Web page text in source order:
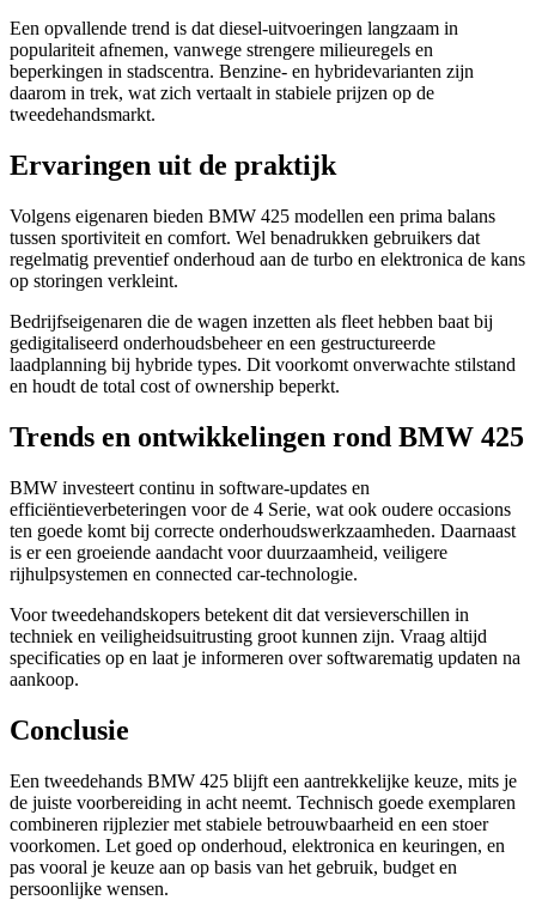
Een opvallende trend is dat diesel-uitvoeringen langzaam in
populariteit afnemen, vanwege strengere milieuregels en
beperkingen in stadscentra. Benzine- en hybridevarianten zijn
daarom in trek, wat zich vertaalt in stabiele prijzen op de
tweedehandsmarkt.
Ervaringen uit de praktijk
Volgens eigenaren bieden BMW 425 modellen een prima balans
tussen sportiviteit en comfort. Wel benadrukken gebruikers dat
regelmatig preventief onderhoud aan de turbo en elektronica de kans
op storingen verkleint.
Bedrijfseigenaren die de wagen inzetten als fleet hebben baat bij
gedigitaliseerd onderhoudsbeheer en een gestructureerde
laadplanning bij hybride types. Dit voorkomt onverwachte stilstand
en houdt de total cost of ownership beperkt.
Trends en ontwikkelingen rond BMW 425
BMW investeert continu in software-updates en
efficiëntieverbeteringen voor de 4 Serie, wat ook oudere occasions
ten goede komt bij correcte onderhoudswerkzaamheden. Daarnaast
is er een groeiende aandacht voor duurzaamheid, veiligere
rijhulpsystemen en connected car-technologie.
Voor tweedehandskopers betekent dit dat versieverschillen in
techniek en veiligheidsuitrusting groot kunnen zijn. Vraag altijd
specificaties op en laat je informeren over softwarematig updaten na
aankoop.
Conclusie
Een tweedehands BMW 425 blijft een aantrekkelijke keuze, mits je
de juiste voorbereiding in acht neemt. Technisch goede exemplaren
combineren rijplezier met stabiele betrouwbaarheid en een stoer
voorkomen. Let goed op onderhoud, elektronica en keuringen, en
pas vooral je keuze aan op basis van het gebruik, budget en
persoonlijke wensen.